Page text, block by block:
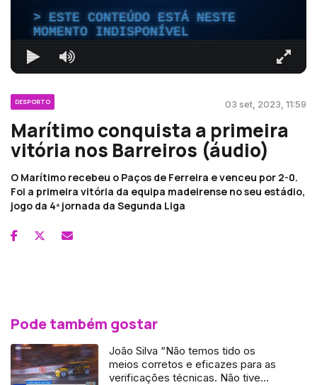
ESTE CONTEÚDO ESTÁ NESTE
MOMENTO INDISPONÍVEL
DESPORTO 03 set, 2023, 11:59
Marítimo conquista a primeira
vitória nos Barreiros (áudio)
O Marítimo recebeu o Paços de Ferreira e venceu por 2-0.
Foi a primeira vitória da equipa madeirense no seu estádio,
jogo da 4ª jornada da Segunda Liga
Pode também gostar
João Silva “Não temos tido os
meios corretos e eficazes para as
verificações técnicas. Não tive